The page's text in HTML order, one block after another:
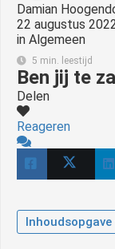
Damian
22 augustus
in Algemeen
5 min. leestijd
Ben jij te
Delen
Reageren
Inhoudsopgave